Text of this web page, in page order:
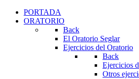
PORTADA
ORATORIO
Back
El Oratorio Seglar
Ejercicios del Oratorio
Back
Ejercicios
Otros